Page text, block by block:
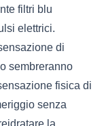
filtri blu
elettrici.
di
sembreranno
fisica di
senza
la